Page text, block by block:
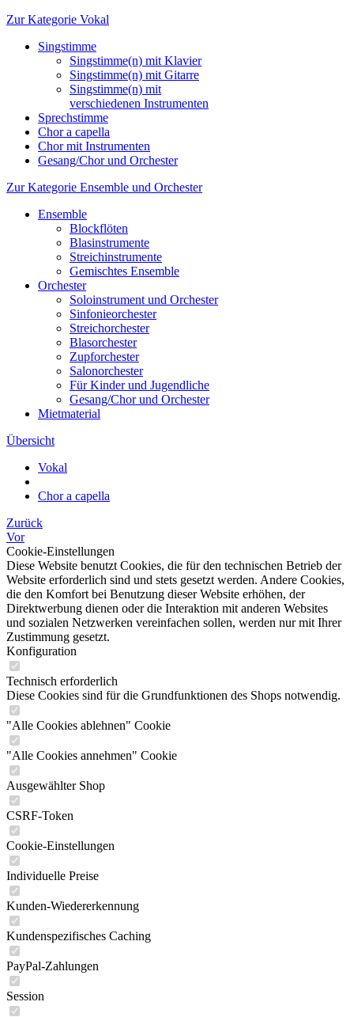
Zur Kategorie Vokal
Singstimme
Singstimme(n) mit Klavier
Singstimme(n) mit Gitarre
Singstimme(n) mit
verschiedenen Instrumenten
Sprechstimme
Chor a capella
Chor mit Instrumenten
Gesang/Chor und Orchester
Zur Kategorie Ensemble und Orchester
Ensemble
Blockflöten
Blasinstrumente
Streichinstrumente
Gemischtes Ensemble
Orchester
Soloinstrument und Orchester
Sinfonieorchester
Streichorchester
Blasorchester
Zupforchester
Salonorchester
Für Kinder und Jugendliche
Gesang/Chor und Orchester
Mietmaterial
Übersicht
Vokal
Chor a capella
Zurück
Vor
Cookie-Einstellungen
Diese Website benutzt Cookies, die für den technischen Betrieb der
Website erforderlich sind und stets gesetzt werden. Andere Cookies,
die den Komfort bei Benutzung dieser Website erhöhen, der
Direktwerbung dienen oder die Interaktion mit anderen Websites
und sozialen Netzwerken vereinfachen sollen, werden nur mit Ihrer
Zustimmung gesetzt.
Konfiguration
Technisch erforderlich
Diese Cookies sind für die Grundfunktionen des Shops notwendig.
"Alle Cookies ablehnen" Cookie
"Alle Cookies annehmen" Cookie
Ausgewählter Shop
CSRF-Token
Cookie-Einstellungen
Individuelle Preise
Kunden-Wiedererkennung
Kundenspezifisches Caching
PayPal-Zahlungen
Session